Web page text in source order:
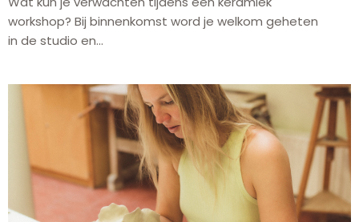
workshop? Bij binnenkomst word je welkom geheten
in de studio en...